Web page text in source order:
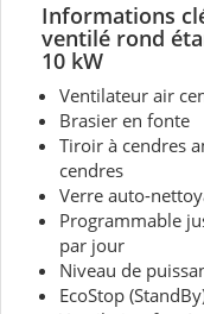
Informations
ventilé rond
10 kW
Ventilateur air
Brasier en fonte
Tiroir à cendres
cendres
Verre auto-
Programmable
par jour
Niveau de
EcoStop